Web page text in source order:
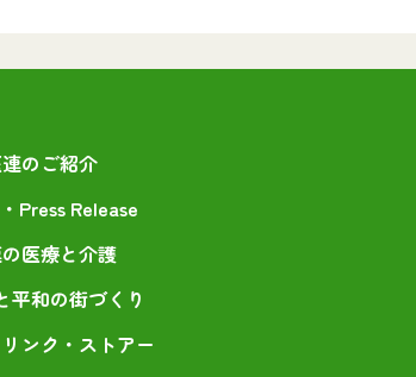
のご紹介
Press Release
医療と介護
平和の街づくり
ンク・ストアー